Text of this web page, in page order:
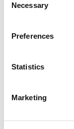
Selection
Necessary
Preferences
Statistics
Marketing
För
mer granskning —
Hur en
används.
Det börjar med